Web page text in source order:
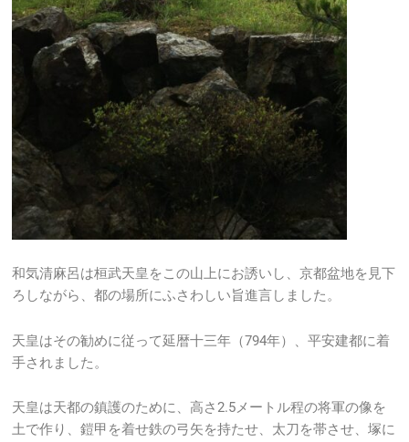
和気清麻呂は桓武天皇をこの山上にお誘いし、京都盆地を見下
ろしながら、都の場所にふさわしい旨進言しました。
天皇はその勧めに従って延暦十三年（794年）、平安建都に着
手されました。
天皇は天都の鎮護のために、高さ2.5メートル程の将軍の像を
土で作り、鎧甲を着せ鉄の弓矢を持たせ、太刀を帯させ、塚に